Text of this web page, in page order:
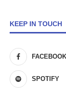
KEEP IN TOUCH
FACEBOOK
SPOTIFY